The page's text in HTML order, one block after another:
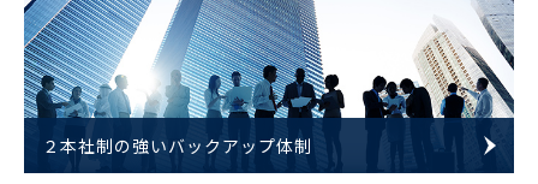
２本社制の強いバックアップ体制